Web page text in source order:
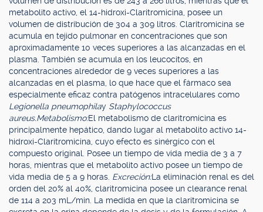
metabolito activo, el 14-hidroxi-Claritromicina, posee un
volumen de distribución de 304 a 309 litros. Claritromicina se
acumula en tejido pulmonar en concentraciones que son
aproximadamente 10 veces superiores a las alcanzadas en el
plasma. También se acumula en los leucocitos, en
concentraciones alrededor de 9 veces superiores a las
alcanzadas en el plasma, lo que hace que el fármaco sea
especialmente eficaz contra patógenos intracelulares como
Legionella pneumophilay Staphylococcus
aureus.Metabolismo:El metabolismo de claritromicina es
principalmente hepático, dando lugar al metabolito activo 14-
hidroxi-Claritromicina, cuyo efecto es sinérgico con el
compuesto original. Posee un tiempo de vida media de 3 a 7
horas, mientras que el metabolito activo posee un tiempo de
vida media de 5 a 9 horas. Excreción:La eliminación renal es del
orden del 20% al 40%, claritromicina posee un clearance renal
de 114 a 203 mL/min. La medida en que la claritromicina se